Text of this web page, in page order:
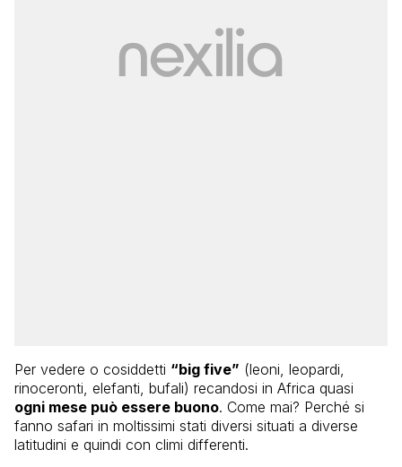
Per vedere o cosiddetti “big five” (leoni, leopardi,
rinoceronti, elefanti, bufali) recandosi in Africa quasi
ogni mese può essere buono. Come mai? Perché si
fanno safari in moltissimi stati diversi situati a diverse
latitudini e quindi con climi differenti.